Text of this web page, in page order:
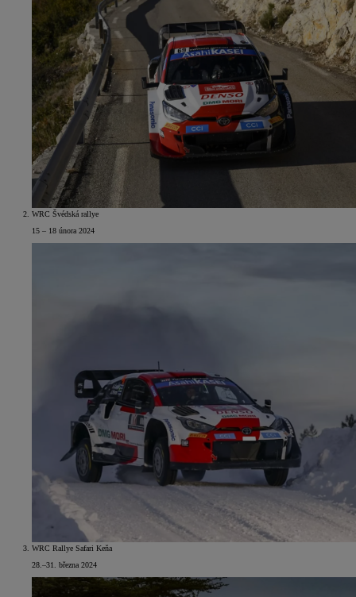
WRC Švédská rallye
15 – 18 února 2024
WRC Rallye Safari Keňa
28.–31. března 2024